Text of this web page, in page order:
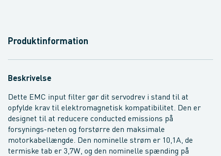
Produktinformation
Beskrivelse
Dette EMC input filter gør dit servodrev i stand til at
opfylde krav til elektromagnetisk kompatibilitet. Den er
designet til at reducere conducted emissions på
forsynings-neten og forstørre den maksimale
motorkabellængde. Den nominelle strøm er 10,1A, de
termiske tab er 3,7W, og den nominelle spænding på